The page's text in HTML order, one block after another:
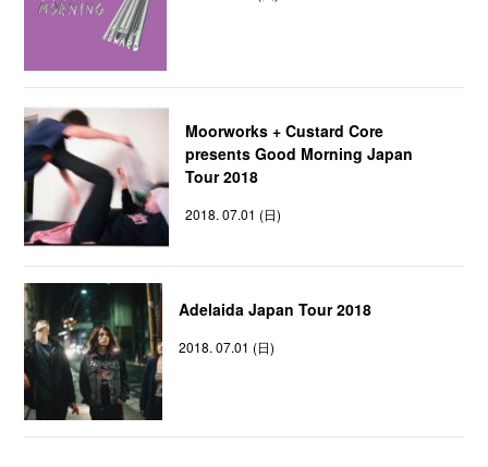
Moorworks + Custard Core
presents Good Morning Japan
Tour 2018
2018. 07.01 (日)
Adelaida Japan Tour 2018
2018. 07.01 (日)